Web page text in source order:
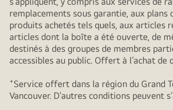
remplacements sous garantie, aux plans
produits achetés tels quels, aux articles
articles dont la boîte a été ouverte, de
destinés à des groupes de membres
accessibles au public. Offert à l’achat de
+Service offert dans la région du Grand
Vancouver. D’autres conditions peuvent